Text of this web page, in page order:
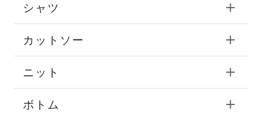
シャツ
カットソー
ニット
ボトム